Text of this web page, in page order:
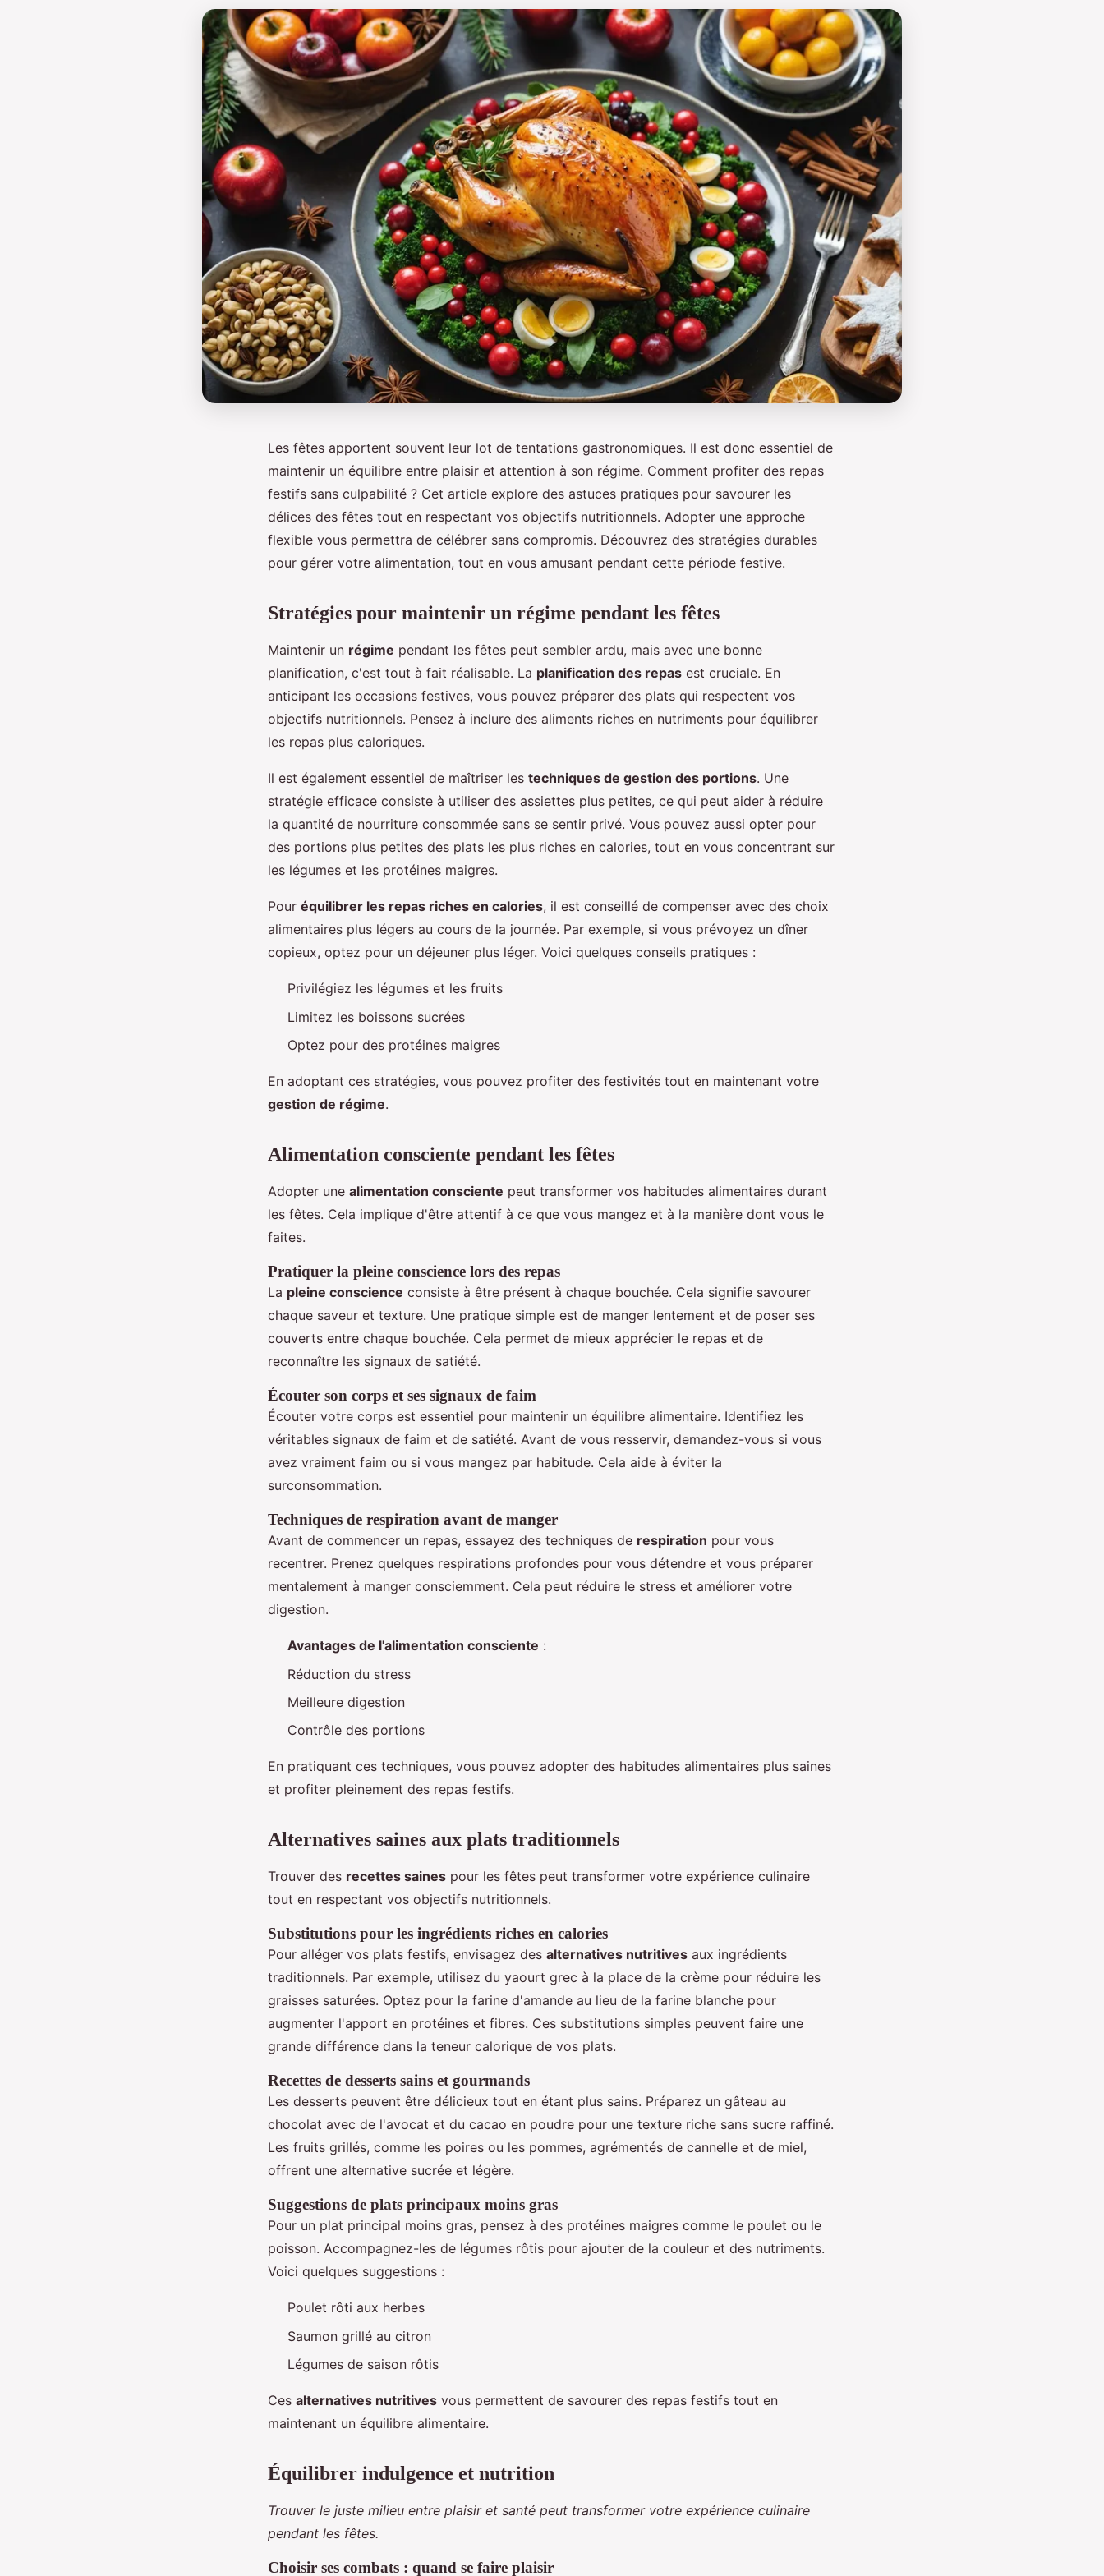
Les fêtes apportent souvent leur lot de tentations gastronomiques. Il est donc essentiel de
maintenir un équilibre entre plaisir et attention à son régime. Comment profiter des repas
festifs sans culpabilité ? Cet article explore des astuces pratiques pour savourer les
délices des fêtes tout en respectant vos objectifs nutritionnels. Adopter une approche
flexible vous permettra de célébrer sans compromis. Découvrez des stratégies durables
pour gérer votre alimentation, tout en vous amusant pendant cette période festive.
Stratégies pour maintenir un régime pendant les fêtes
Maintenir un régime pendant les fêtes peut sembler ardu, mais avec une bonne
planification, c'est tout à fait réalisable. La planification des repas est cruciale. En
anticipant les occasions festives, vous pouvez préparer des plats qui respectent vos
objectifs nutritionnels. Pensez à inclure des aliments riches en nutriments pour équilibrer
les repas plus caloriques.
Il est également essentiel de maîtriser les techniques de gestion des portions. Une
stratégie efficace consiste à utiliser des assiettes plus petites, ce qui peut aider à réduire
la quantité de nourriture consommée sans se sentir privé. Vous pouvez aussi opter pour
des portions plus petites des plats les plus riches en calories, tout en vous concentrant sur
les légumes et les protéines maigres.
Pour équilibrer les repas riches en calories, il est conseillé de compenser avec des choix
alimentaires plus légers au cours de la journée. Par exemple, si vous prévoyez un dîner
copieux, optez pour un déjeuner plus léger. Voici quelques conseils pratiques :
Privilégiez les légumes et les fruits
Limitez les boissons sucrées
Optez pour des protéines maigres
En adoptant ces stratégies, vous pouvez profiter des festivités tout en maintenant votre
gestion de régime.
Alimentation consciente pendant les fêtes
Adopter une alimentation consciente peut transformer vos habitudes alimentaires durant
les fêtes. Cela implique d'être attentif à ce que vous mangez et à la manière dont vous le
faites.
Pratiquer la pleine conscience lors des repas
La pleine conscience consiste à être présent à chaque bouchée. Cela signifie savourer
chaque saveur et texture. Une pratique simple est de manger lentement et de poser ses
couverts entre chaque bouchée. Cela permet de mieux apprécier le repas et de
reconnaître les signaux de satiété.
Écouter son corps et ses signaux de faim
Écouter votre corps est essentiel pour maintenir un équilibre alimentaire. Identifiez les
véritables signaux de faim et de satiété. Avant de vous resservir, demandez-vous si vous
avez vraiment faim ou si vous mangez par habitude. Cela aide à éviter la
surconsommation.
Techniques de respiration avant de manger
Avant de commencer un repas, essayez des techniques de respiration pour vous
recentrer. Prenez quelques respirations profondes pour vous détendre et vous préparer
mentalement à manger consciemment. Cela peut réduire le stress et améliorer votre
digestion.
Avantages de l'alimentation consciente :
Réduction du stress
Meilleure digestion
Contrôle des portions
En pratiquant ces techniques, vous pouvez adopter des habitudes alimentaires plus saines
et profiter pleinement des repas festifs.
Alternatives saines aux plats traditionnels
Trouver des recettes saines pour les fêtes peut transformer votre expérience culinaire
tout en respectant vos objectifs nutritionnels.
Substitutions pour les ingrédients riches en calories
Pour alléger vos plats festifs, envisagez des alternatives nutritives aux ingrédients
traditionnels. Par exemple, utilisez du yaourt grec à la place de la crème pour réduire les
graisses saturées. Optez pour la farine d'amande au lieu de la farine blanche pour
augmenter l'apport en protéines et fibres. Ces substitutions simples peuvent faire une
grande différence dans la teneur calorique de vos plats.
Recettes de desserts sains et gourmands
Les desserts peuvent être délicieux tout en étant plus sains. Préparez un gâteau au
chocolat avec de l'avocat et du cacao en poudre pour une texture riche sans sucre raffiné.
Les fruits grillés, comme les poires ou les pommes, agrémentés de cannelle et de miel,
offrent une alternative sucrée et légère.
Suggestions de plats principaux moins gras
Pour un plat principal moins gras, pensez à des protéines maigres comme le poulet ou le
poisson. Accompagnez-les de légumes rôtis pour ajouter de la couleur et des nutriments.
Voici quelques suggestions :
Poulet rôti aux herbes
Saumon grillé au citron
Légumes de saison rôtis
Ces alternatives nutritives vous permettent de savourer des repas festifs tout en
maintenant un équilibre alimentaire.
Équilibrer indulgence et nutrition
Trouver le juste milieu entre plaisir et santé peut transformer votre expérience culinaire
pendant les fêtes.
Choisir ses combats : quand se faire plaisir